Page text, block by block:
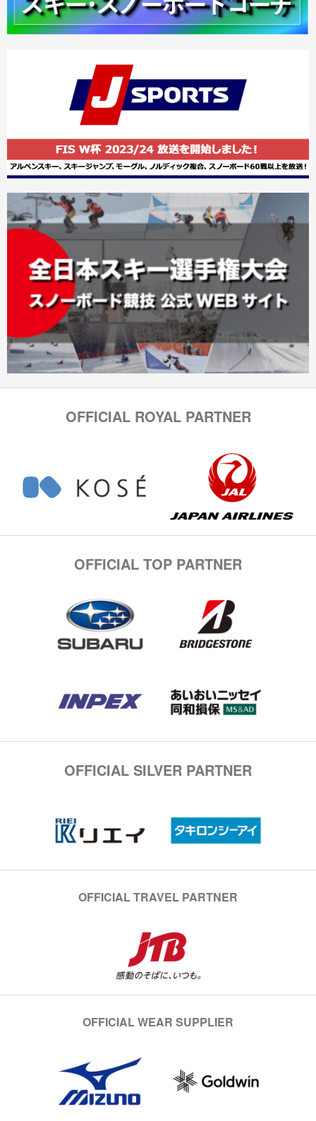
OFFICIAL ROYAL PARTNER
OFFICIAL TOP PARTNER
OFFICIAL SILVER PARTNER
OFFICIAL TRAVEL PARTNER
OFFICIAL WEAR SUPPLIER